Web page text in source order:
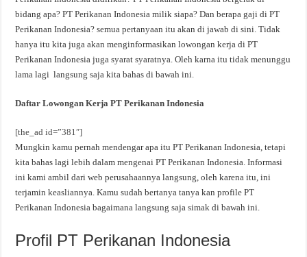
bidang apa? PT Perikanan Indonesia milik siapa? Dan berapa gaji di PT
Perikanan Indonesia? semua pertanyaan itu akan di jawab di sini. Tidak
hanya itu kita juga akan menginformasikan lowongan kerja di PT
Perikanan Indonesia juga syarat syaratnya. Oleh karna itu tidak menunggu
lama lagi langsung saja kita bahas di bawah ini.
Daftar Lowongan Kerja PT Perikanan Indonesia
[the_ad id=”381″]
Mungkin kamu pernah mendengar apa itu PT Perikanan Indonesia, tetapi
kita bahas lagi lebih dalam mengenai PT Perikanan Indonesia. Informasi
ini kami ambil dari web perusahaannya langsung, oleh karena itu, ini
terjamin keasliannya. Kamu sudah bertanya tanya kan profile PT
Perikanan Indonesia bagaimana langsung saja simak di bawah ini.
Profil PT Perikanan Indonesia